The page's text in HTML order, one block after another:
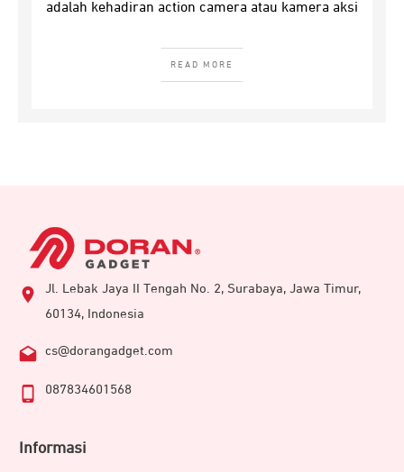
adalah kehadiran action camera atau kamera aksi
READ MORE
Jl. Lebak Jaya II Tengah No. 2, Surabaya, Jawa Timur,
60134, Indonesia
cs@dorangadget.com
087834601568
Informasi